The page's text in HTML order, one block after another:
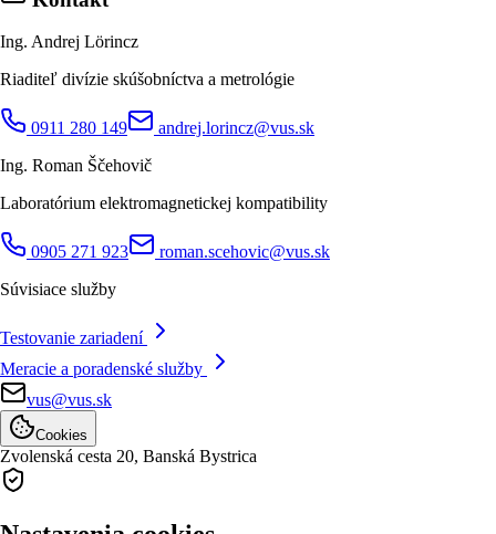
Ing. Andrej Lörincz
Riaditeľ divízie skúšobníctva a metrológie
0911 280 149
andrej.lorincz@vus.sk
Ing. Roman Ščehovič
Laboratórium elektromagnetickej kompatibility
0905 271 923
roman.scehovic@vus.sk
Súvisiace služby
Testovanie zariadení
Meracie a poradenské služby
vus@vus.sk
Cookies
Zvolenská cesta 20, Banská Bystrica